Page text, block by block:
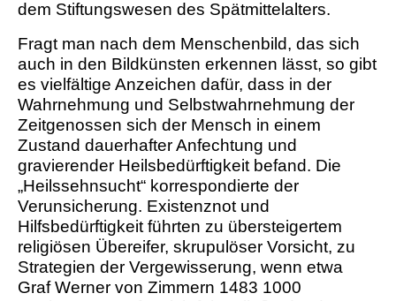
dem Stiftungswesen des Spätmittelalters.
Fragt man nach dem Menschenbild, das sich
auch in den Bildkünsten erkennen lässt, so gibt
es vielfältige Anzeichen dafür, dass in der
Wahrnehmung und Selbstwahrnehmung der
Zeitgenossen sich der Mensch in einem
Zustand dauerhafter Anfechtung und
gravierender Heilsbedürftigkeit befand. Die
„Heilssehnsucht“ korrespondierte der
Verunsicherung. Existenznot und
Hilfsbedürftigkeit führten zu übersteigertem
religiösen Übereifer, skrupulöser Vorsicht, zu
Strategien der Vergewisserung, wenn etwa
Graf Werner von Zimmern 1483 1000